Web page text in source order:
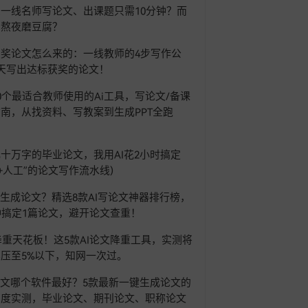
线名师写论文、出课题只需10分钟？而
夜磨豆腐？
论文怎么来的：一线教师的4步写作公
写出达标获奖的论文！
最适合教师使用的Ai工具，写论文/备课
，从找资料、写教案到生成PPT全跑
万字的毕业论文，我用AI花2小时搞定
人工”的论文写作流水线)
成论文？精选8款AI写论文神器排行榜，
定1篇论文，避开论文查重！
重天花板！这5款AI论文降重工具，实测将
至5%以下，知网一次过。
哪个软件最好？5款最新一键生成论文的
实测，毕业论文、期刊论文、职称论文